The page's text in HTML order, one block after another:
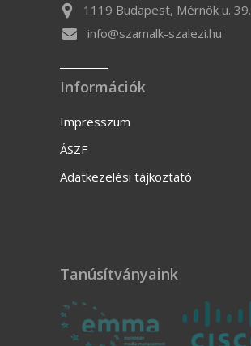
1119 Budapest, Mérnök u. 39.
info@szamalk-szalezi.hu
Információk
Impresszum
ÁSZF
Adatkezelési tájkoztató
Tanúsítványaink